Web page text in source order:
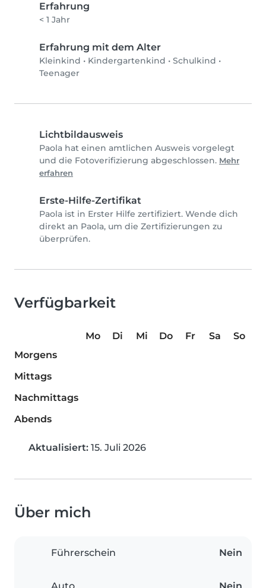
Erfahrung
< 1 Jahr
Erfahrung mit dem Alter
Kleinkind • Kindergartenkind • Schulkind •
Teenager
Lichtbildausweis
Paola hat einen amtlichen Ausweis vorgelegt
und die Fotoverifizierung abgeschlossen. Mehr
erfahren
Erste-Hilfe-Zertifikat
Paola ist in Erster Hilfe zertifiziert. Wende dich
direkt an Paola, um die Zertifizierungen zu
überprüfen.
Verfügbarkeit
Mo Di Mi Do Fr Sa
So
Morgens
Mittags
Nachmittags
Abends
Aktualisiert: 15. Juli 2026
Über mich
Führerschein Nein